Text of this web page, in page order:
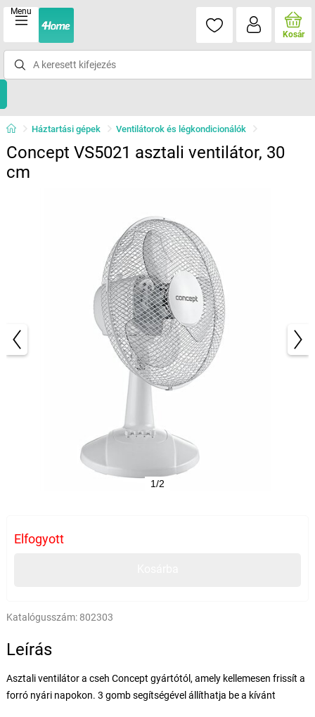
Menu
Kosár
Háztartási gépek Ventilátorok és légkondicionálók
Concept VS5021 asztali ventilátor, 30
cm
1/2
Elfogyott
Katalógusszám: 802303
Leírás
Asztali ventilátor a cseh Concept gyártótól, amely kellemesen frissít a
forró nyári napokon. 3 gomb segítségével állíthatja be a kívánt